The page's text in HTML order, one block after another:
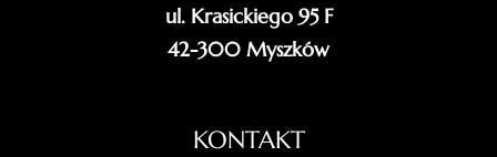
ul. Krasickiego 95 F
42-300 Myszków
KONTAKT